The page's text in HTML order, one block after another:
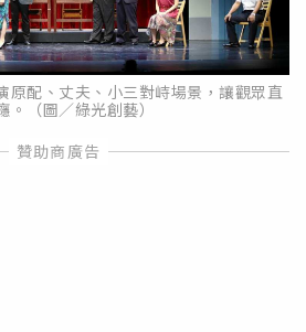
原配、丈夫、小三對峙場景，讓觀眾直
。（圖／綠光創藝）